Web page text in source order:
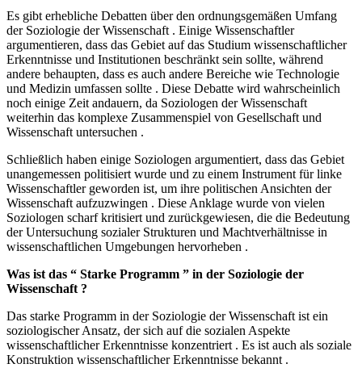
Es gibt erhebliche Debatten über den ordnungsgemäßen Umfang
der Soziologie der Wissenschaft . Einige Wissenschaftler
argumentieren, dass das Gebiet auf das Studium wissenschaftlicher
Erkenntnisse und Institutionen beschränkt sein sollte, während
andere behaupten, dass es auch andere Bereiche wie Technologie
und Medizin umfassen sollte . Diese Debatte wird wahrscheinlich
noch einige Zeit andauern, da Soziologen der Wissenschaft
weiterhin das komplexe Zusammenspiel von Gesellschaft und
Wissenschaft untersuchen .
Schließlich haben einige Soziologen argumentiert, dass das Gebiet
unangemessen politisiert wurde und zu einem Instrument für linke
Wissenschaftler geworden ist, um ihre politischen Ansichten der
Wissenschaft aufzuzwingen . Diese Anklage wurde von vielen
Soziologen scharf kritisiert und zurückgewiesen, die die Bedeutung
der Untersuchung sozialer Strukturen und Machtverhältnisse in
wissenschaftlichen Umgebungen hervorheben .
Was ist das “ Starke Programm ” in der Soziologie der
Wissenschaft ?
Das starke Programm in der Soziologie der Wissenschaft ist ein
soziologischer Ansatz, der sich auf die sozialen Aspekte
wissenschaftlicher Erkenntnisse konzentriert . Es ist auch als soziale
Konstruktion wissenschaftlicher Erkenntnisse bekannt .